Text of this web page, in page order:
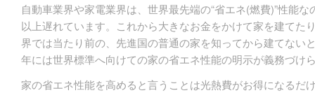
自動車業界や家電業界は、世界最先端の“省エネ(燃費)”性能
以上遅れています。これから大きなお金をかけて家を建てた
界では当たり前の、先進国の普通の家を知ってから建てない
年には世界標準へ向けての家の省エネ性能の明示が義務づけ
家の省エネ性能を高めると言うことは光熱費がお得になるだ